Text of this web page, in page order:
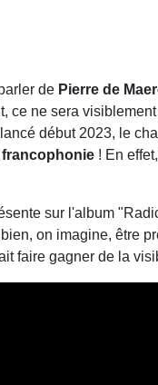
de Pierre de
ce ne sera
début 2023, le
francophonie ! En
sur l'album
on imagine, être
faire gagner de la